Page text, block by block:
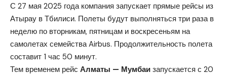
С 27 мая 2025 года компания запускает прямые рейсы из
Атырау в Тбилиси. Полеты будут выполняться три раза в
неделю по вторникам, пятницам и воскресеньям на
самолетах семейства Airbus. Продолжительность полета
составит 1 час 50 минут.
Тем временем рейс Алматы — Мумбаи запускается с 20